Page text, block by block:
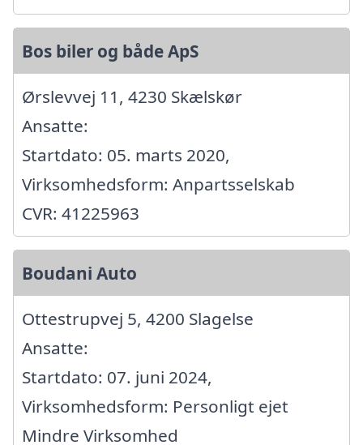
Bos biler og både ApS
Ørslevvej 11, 4230 Skælskør
Ansatte:
Startdato: 05. marts 2020,
Virksomhedsform: Anpartsselskab
CVR: 41225963
Boudani Auto
Ottestrupvej 5, 4200 Slagelse
Ansatte:
Startdato: 07. juni 2024,
Virksomhedsform: Personligt ejet
Mindre Virksomhed